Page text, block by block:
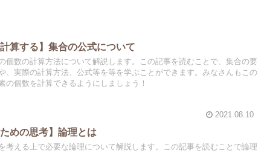
算する】集合の公式について
個数の計算方法について解説します。この記事を読むことで、集合の要
、実際の計算方法、公式等を等を学ぶことができます。みなさんもこの
の個数を計算できるようにしましょう！
2021.08.10
めの思考】論理とは
考える上で必要な論理について解説します。この記事を読むことで論理